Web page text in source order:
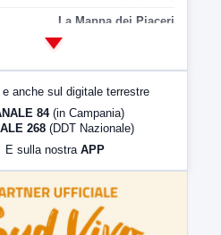
La Mappa dei Piaceri
LabNews (Diretta)
LabNews (replica)
e anche sul digitale terrestre
84 (in Campania)
268 (DDT Nazionale)
E sulla nostra APP